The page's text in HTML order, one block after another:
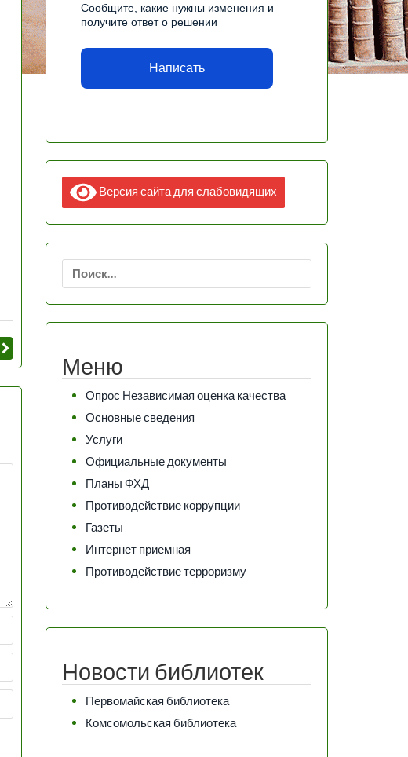
Сообщите, какие нужны изменения и
получите ответ о решении
Написать
Версия сайта для слабовидящих
Найти:
Меню
Опрос Независимая оценка качества
Основные сведения
Услуги
Официальные документы
Планы ФХД
Противодействие коррупции
Газеты
Интернет приемная
Противодействие терроризму
Новости библиотек
Первомайская библиотека
Комсомольская библиотека